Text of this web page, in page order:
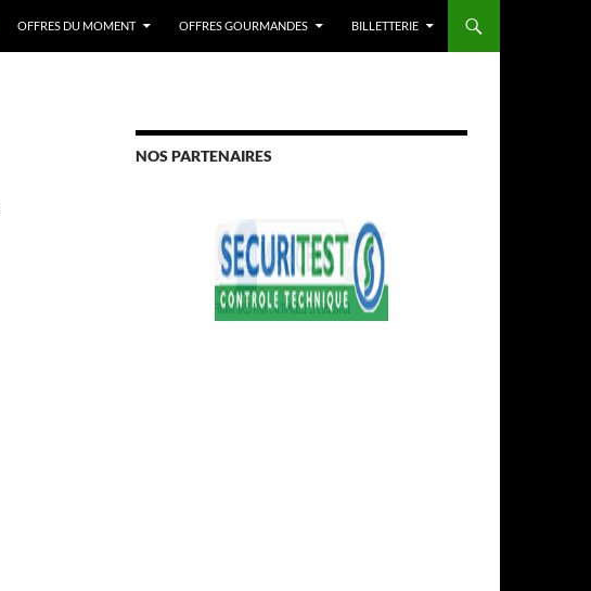
OFFRES DU MOMENT OFFRES GOURMANDES BILLETTERIE
NOS PARTENAIRES